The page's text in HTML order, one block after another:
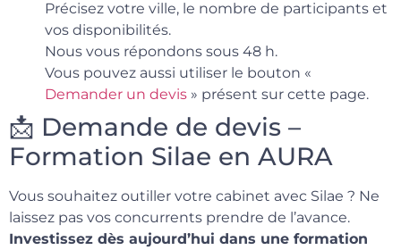
Précisez votre ville, le nombre de participants et
vos disponibilités.
Nous vous répondons sous 48 h.
Vous pouvez aussi utiliser le bouton «
Demander un devis » présent sur cette page.
📩 Demande de devis –
Formation Silae en AURA
Vous souhaitez outiller votre cabinet avec Silae ? Ne
laissez pas vos concurrents prendre de l’avance.
Investissez dès aujourd’hui dans une formation